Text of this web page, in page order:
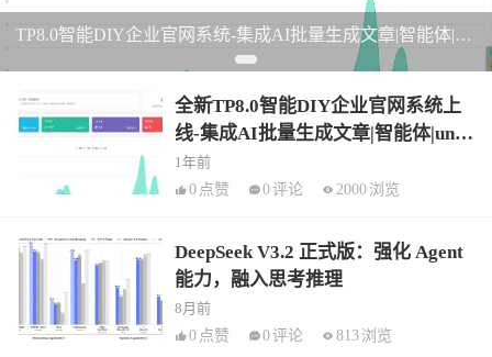
TP8.0智能DIY企业官网系统-集成AI批量生成文章|智能体|uniapp|前后完全分离
全新TP8.0智能DIY企业官网系统上
线-集成AI批量生成文章|智能体|unia
pp|前后完全分离
1年前
0 点赞 0评论 2000 浏览
DeepSeek V3.2 正式版：强化 Agent
能力，融入思考推理
8月前
0 点赞 0评论 813 浏览